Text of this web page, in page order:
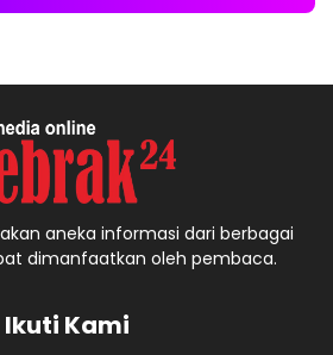
aneka informasi dari berbagai
dimanfaatkan oleh pembaca.
Ikuti Kami